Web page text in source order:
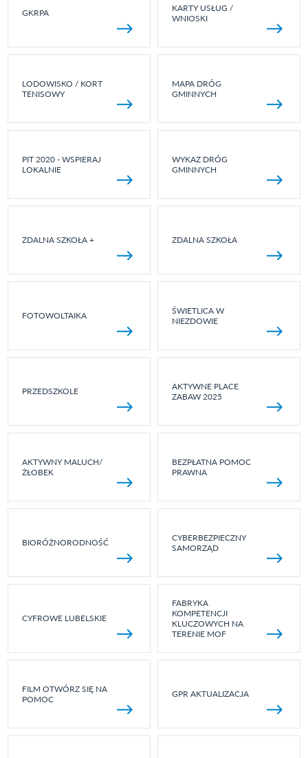
GKRPA
KARTY USŁUG /
WNIOSKI
LODOWISKO / KORT
TENISOWY
MAPA DRÓG
GMINNYCH
PIT 2020 - WSPIERAJ
LOKALNIE
WYKAZ DRÓG
GMINNYCH
ZDALNA SZKOŁA + ZDALNA SZKOŁA
FOTOWOLTAIKA
ŚWIETLICA W
NIEZDOWIE
PRZEDSZKOLE
AKTYWNE PLACE
ZABAW 2025
AKTYWNY MALUCH/
ŻŁOBEK
BEZPŁATNA POMOC
PRAWNA
BIORÓŻNORODNOŚĆ
CYBERBEZPIECZNY
SAMORZĄD
CYFROWE LUBELSKIE
FABRYKA
KOMPETENCJI
KLUCZOWYCH NA
TERENIE MOF
FILM OTWÓRZ SIĘ NA
POMOC
GPR AKTUALIZACJA